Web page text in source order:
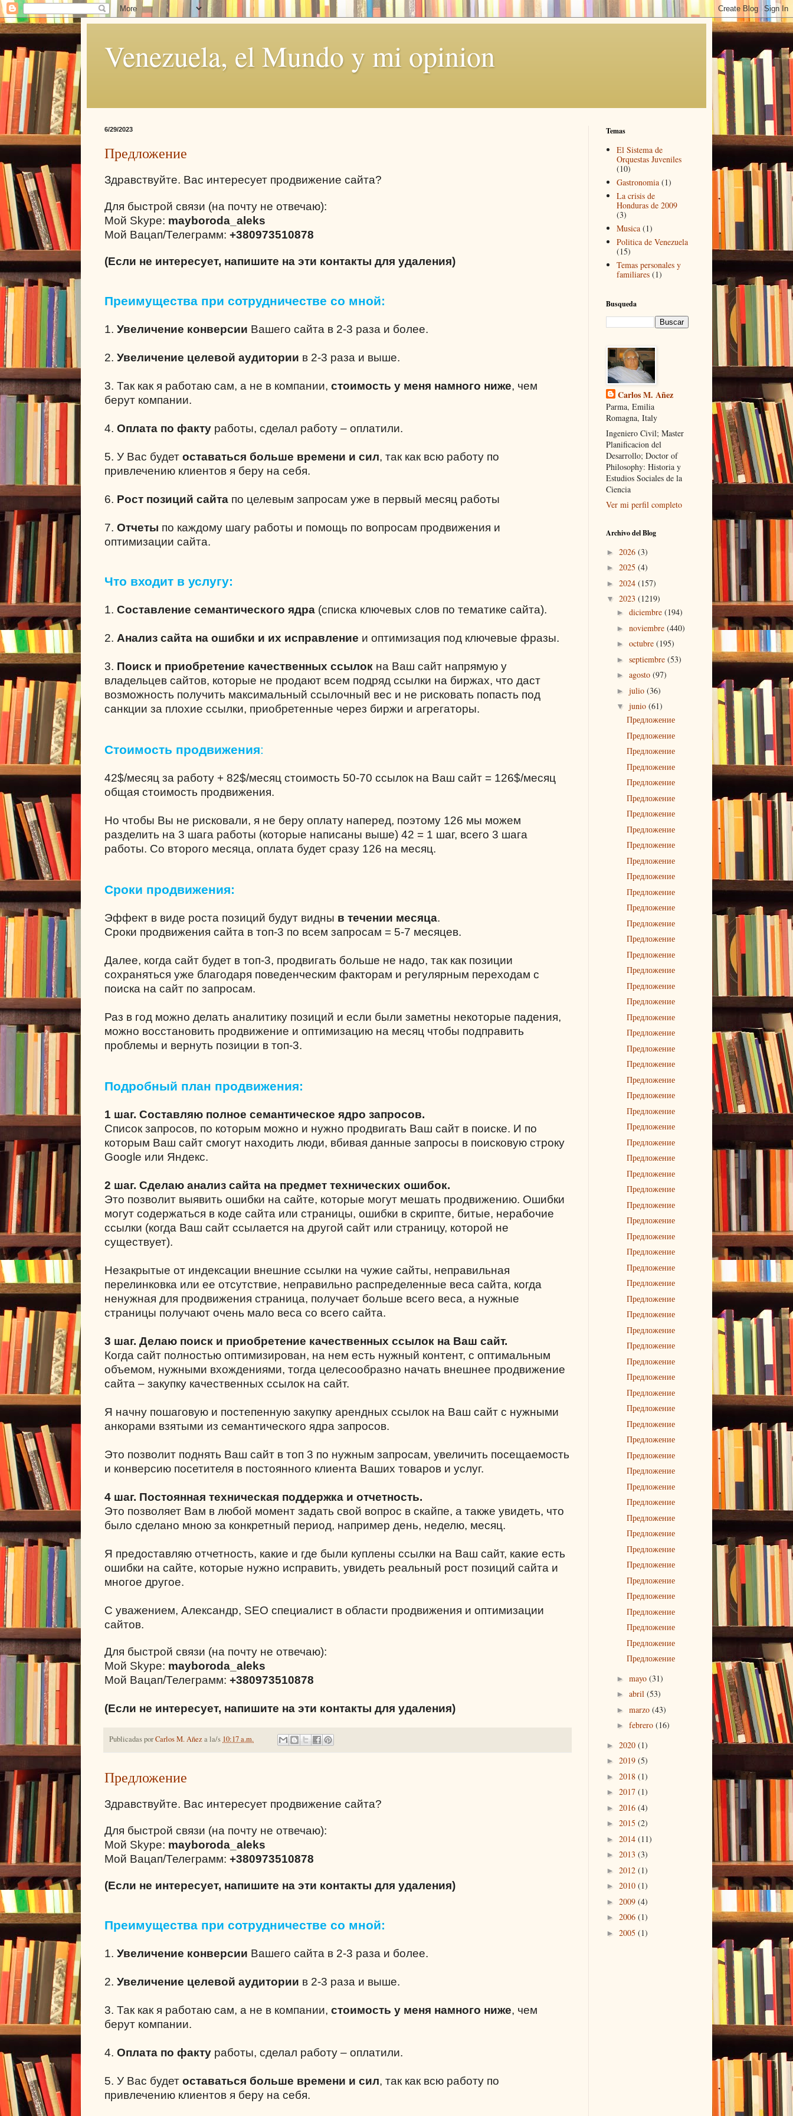
Venezuela, el Mundo y mi opinion
6/29/2023
Предложение
Здравствуйте. Вас интересует продвижение сайта?
Для быстрой связи (на почту не отвечаю):
Мой Skype: mayboroda_aleks
Мой Вацап/Телеграмм: +380973510878
(Если не интересует, напишите на эти контакты для удаления)
Преимущества при сотрудничестве со мной:
1. Увеличение конверсии Вашего сайта в 2-3 раза и более.
2. Увеличение целевой аудитории в 2-3 раза и выше.
3. Так как я работаю сам, а не в компании, стоимость у меня намного ниже, чем
берут компании.
4. Оплата по факту работы, сделал работу – оплатили.
5. У Вас будет оставаться больше времени и сил, так как всю работу по
привлечению клиентов я беру на себя.
6. Рост позиций сайта по целевым запросам уже в первый месяц работы
7. Отчеты по каждому шагу работы и помощь по вопросам продвижения и
оптимизации сайта.
Что входит в услугу:
1. Составление семантического ядра (списка ключевых слов по тематике сайта).
2. Анализ сайта на ошибки и их исправление и оптимизация под ключевые фразы.
3. Поиск и приобретение качественных ссылок на Ваш сайт напрямую у
владельцев сайтов, которые не продают всем подряд ссылки на биржах, что даст
возможность получить максимальный ссылочный вес и не рисковать попасть под
санкции за плохие ссылки, приобретенные через биржи и агрегаторы.
Стоимость продвижения:
42$/месяц за работу + 82$/месяц стоимость 50-70 ссылок на Ваш сайт = 126$/месяц
общая стоимость продвижения.
Но чтобы Вы не рисковали, я не беру оплату наперед, поэтому 126 мы можем
разделить на 3 шага работы (которые написаны выше) 42 = 1 шаг, всего 3 шага
работы. Со второго месяца, оплата будет сразу 126 на месяц.
Сроки продвижения:
Эффект в виде роста позиций будут видны в течении месяца.
Сроки продвижения сайта в топ-3 по всем запросам = 5-7 месяцев.
Далее, когда сайт будет в топ-3, продвигать больше не надо, так как позиции
сохраняться уже благодаря поведенческим факторам и регулярным переходам с
поиска на сайт по запросам.
Раз в год можно делать аналитику позиций и если были заметны некоторые падения,
можно восстановить продвижение и оптимизацию на месяц чтобы подправить
проблемы и вернуть позиции в топ-3.
Подробный план продвижения:
1 шаг. Составляю полное семантическое ядро запросов.
Список запросов, по которым можно и нужно продвигать Ваш сайт в поиске. И по
которым Ваш сайт смогут находить люди, вбивая данные запросы в поисковую строку
Google или Яндекс.
2 шаг. Сделаю анализ сайта на предмет технических ошибок.
Это позволит выявить ошибки на сайте, которые могут мешать продвижению. Ошибки
могут содержаться в коде сайта или страницы, ошибки в скрипте, битые, нерабочие
ссылки (когда Ваш сайт ссылается на другой сайт или страницу, которой не
существует).
Незакрытые от индексации внешние ссылки на чужие сайты, неправильная
перелинковка или ее отсутствие, неправильно распределенные веса сайта, когда
ненужная для продвижения страница, получает больше всего веса, а нужные
страницы получают очень мало веса со всего сайта.
3 шаг. Делаю поиск и приобретение качественных ссылок на Ваш сайт.
Когда сайт полностью оптимизирован, на нем есть нужный контент, с оптимальным
объемом, нужными вхождениями, тогда целесообразно начать внешнее продвижение
сайта – закупку качественных ссылок на сайт.
Я начну пошаговую и постепенную закупку арендных ссылок на Ваш сайт с нужными
анкорами взятыми из семантического ядра запросов.
Это позволит поднять Ваш сайт в топ 3 по нужным запросам, увеличить посещаемость
и конверсию посетителя в постоянного клиента Ваших товаров и услуг.
4 шаг. Постоянная техническая поддержка и отчетность.
Это позволяет Вам в любой момент задать свой вопрос в скайпе, а также увидеть, что
было сделано мною за конкретный период, например день, неделю, месяц.
Я предоставляю отчетность, какие и где были куплены ссылки на Ваш сайт, какие есть
ошибки на сайте, которые нужно исправить, увидеть реальный рост позиций сайта и
многое другое.
С уважением, Александр, SEO специалист в области продвижения и оптимизации
сайтов.
Для быстрой связи (на почту не отвечаю):
Мой Skype: mayboroda_aleks
Мой Вацап/Телеграмм: +380973510878
(Если не интересует, напишите на эти контакты для удаления)
Publicadas porCarlos M. Añeza la/s 10:17 a.m.
Предложение
Здравствуйте. Вас интересует продвижение сайта?
Для быстрой связи (на почту не отвечаю):
Мой Skype: mayboroda_aleks
Мой Вацап/Телеграмм: +380973510878
(Если не интересует, напишите на эти контакты для удаления)
Преимущества при сотрудничестве со мной:
1. Увеличение конверсии Вашего сайта в 2-3 раза и более.
2. Увеличение целевой аудитории в 2-3 раза и выше.
3. Так как я работаю сам, а не в компании, стоимость у меня намного ниже, чем
берут компании.
4. Оплата по факту работы, сделал работу – оплатили.
5. У Вас будет оставаться больше времени и сил, так как всю работу по
привлечению клиентов я беру на себя.
Temas
El Sistema de
Orquestas Juveniles
(10)
Gastronomia (1)
La crisis de
Honduras de 2009
(3)
Musica (1)
Politica de Venezuela
(15)
Temas personales y
familiares (1)
Busqueda
Carlos M. Añez
Parma, Emilia
Romagna, Italy
Ingeniero Civil; Master
Planificacion del
Desarrollo; Doctor of
Philosophy: Historia y
Estudios Sociales de la
Ciencia
Ver mi perfil completo
Archivo del Blog
► 2026 (3)
► 2025 (4)
► 2024 (157)
▼ 2023 (1219)
► diciembre (194)
► noviembre (440)
► octubre (195)
► septiembre (53)
► agosto (97)
► julio (36)
▼ junio (61)
Предложение
Предложение
Предложение
Предложение
Предложение
Предложение
Предложение
Предложение
Предложение
Предложение
Предложение
Предложение
Предложение
Предложение
Предложение
Предложение
Предложение
Предложение
Предложение
Предложение
Предложение
Предложение
Предложение
Предложение
Предложение
Предложение
Предложение
Предложение
Предложение
Предложение
Предложение
Предложение
Предложение
Предложение
Предложение
Предложение
Предложение
Предложение
Предложение
Предложение
Предложение
Предложение
Предложение
Предложение
Предложение
Предложение
Предложение
Предложение
Предложение
Предложение
Предложение
Предложение
Предложение
Предложение
Предложение
Предложение
Предложение
Предложение
Предложение
Предложение
Предложение
► mayo (31)
► abril (53)
► marzo (43)
► febrero (16)
► 2020 (1)
► 2019 (5)
► 2018 (1)
► 2017 (1)
► 2016 (4)
► 2015 (2)
► 2014 (11)
► 2013 (3)
► 2012 (1)
► 2010 (1)
► 2009 (4)
► 2006 (1)
► 2005 (1)